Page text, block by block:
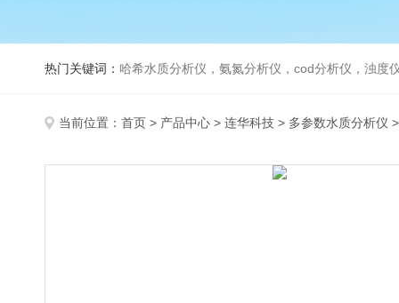
热门关键词： 哈希水质分析仪，氨氮分析仪，cod分析仪，浊度
当前位置： 首页 > 产品中心 > 连华科技 > 多参数水质分析仪